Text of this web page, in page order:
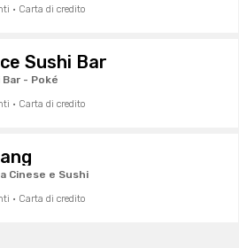
· Carta di credito
Sushi Bar
Bar - Poké
· Carta di credito
Cinese e Sushi
· Carta di credito